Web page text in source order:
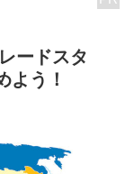
ードスタ
よう！